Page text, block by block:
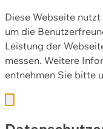
Diese Webseite
um die
Leistung der
messen. Weitere
entnehmen Sie bitte